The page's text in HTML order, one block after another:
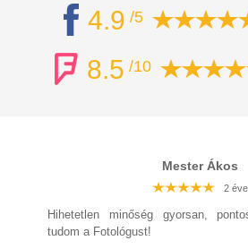
4.9 /5
8.5 /10
Mester Ákos
2 éve
Hihetetlen minőség gyorsan,
tudom a Fotológust!
2 éve
2 éve
2 éve
2 éve
2 éve
2 éve